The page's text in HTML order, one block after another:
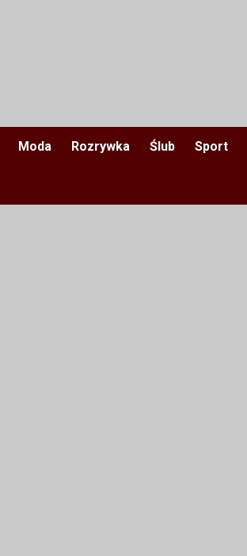
Moda Rozrywka Ślub Sport